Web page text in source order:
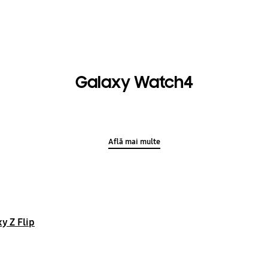
Galaxy Watch4
Află mai multe
Z Flip